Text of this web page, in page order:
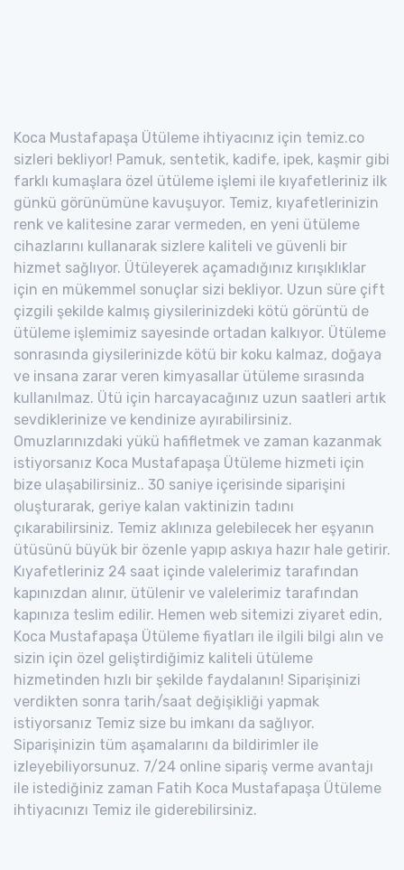
Koca Mustafapaşa Ütüleme ihtiyacınız için temiz.co
sizleri bekliyor! Pamuk, sentetik, kadife, ipek, kaşmir gibi
farklı kumaşlara özel ütüleme işlemi ile kıyafetleriniz ilk
günkü görünümüne kavuşuyor. Temiz, kıyafetlerinizin
renk ve kalitesine zarar vermeden, en yeni ütüleme
cihazlarını kullanarak sizlere kaliteli ve güvenli bir
hizmet sağlıyor. Ütüleyerek açamadığınız kırışıklıklar
için en mükemmel sonuçlar sizi bekliyor. Uzun süre çift
çizgili şekilde kalmış giysilerinizdeki kötü görüntü de
ütüleme işlemimiz sayesinde ortadan kalkıyor. Ütüleme
sonrasında giysilerinizde kötü bir koku kalmaz, doğaya
ve insana zarar veren kimyasallar ütüleme sırasında
kullanılmaz. Ütü için harcayacağınız uzun saatleri artık
sevdiklerinize ve kendinize ayırabilirsiniz.
Omuzlarınızdaki yükü hafifletmek ve zaman kazanmak
istiyorsanız Koca Mustafapaşa Ütüleme hizmeti için
bize ulaşabilirsiniz.. 30 saniye içerisinde siparişini
oluşturarak, geriye kalan vaktinizin tadını
çıkarabilirsiniz. Temiz aklınıza gelebilecek her eşyanın
ütüsünü büyük bir özenle yapıp askıya hazır hale getirir.
Kıyafetleriniz 24 saat içinde valelerimiz tarafından
kapınızdan alınır, ütülenir ve valelerimiz tarafından
kapınıza teslim edilir. Hemen web sitemizi ziyaret edin,
Koca Mustafapaşa Ütüleme fiyatları ile ilgili bilgi alın ve
sizin için özel geliştirdiğimiz kaliteli ütüleme
hizmetinden hızlı bir şekilde faydalanın! Siparişinizi
verdikten sonra tarih/saat değişikliği yapmak
istiyorsanız Temiz size bu imkanı da sağlıyor.
Siparişinizin tüm aşamalarını da bildirimler ile
izleyebiliyorsunuz. 7/24 online sipariş verme avantajı
ile istediğiniz zaman Fatih Koca Mustafapaşa Ütüleme
ihtiyacınızı Temiz ile giderebilirsiniz.